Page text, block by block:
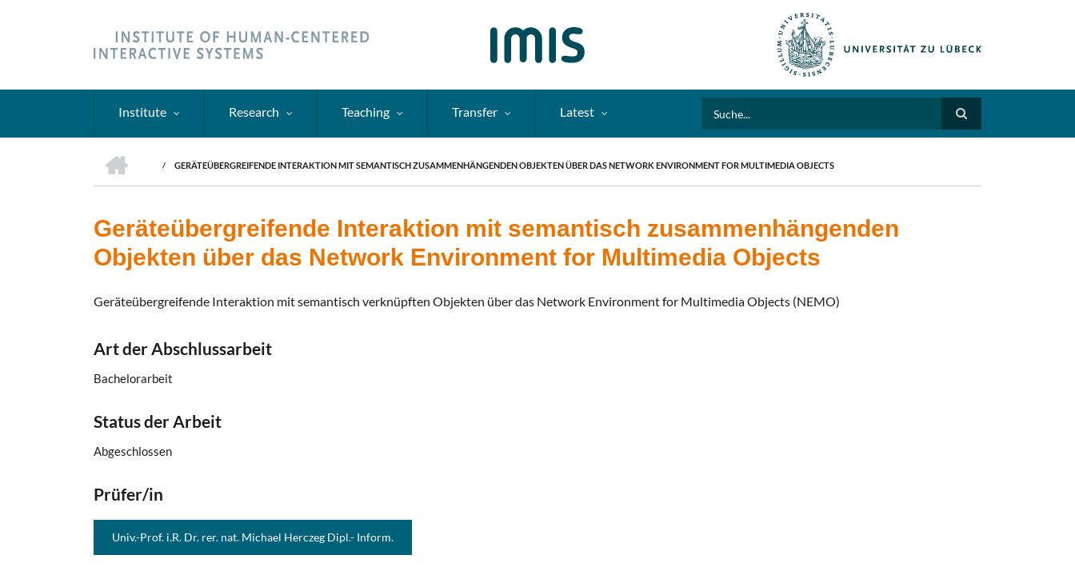
Institute Research Teaching Transfer Latest
BREADCRUMB
/ GERÄTEÜBERGREIFENDE INTERAKTION MIT SEMANTISCH ZUSAMMENHÄNGENDEN OBJEKTEN ÜBER DAS NETWORK ENVIRONMENT FOR MULTIMEDIA OBJECTS
Geräteübergreifende Interaktion mit semantisch zusammenhängenden
Objekten über das Network Environment for Multimedia Objects
Geräteübergreifende Interaktion mit semantisch verknüpften Objekten über das Network Environment for Multimedia Objects (NEMO)
Art der Abschlussarbeit
Bachelorarbeit
Status der Arbeit
Abgeschlossen
Prüfer/in
Univ.-Prof. i.R. Dr. rer. nat. Michael Herczeg Dipl.- Inform.